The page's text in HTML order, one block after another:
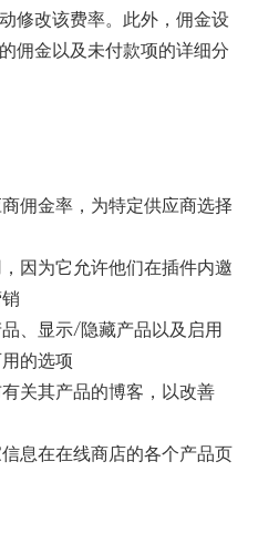
修改该费率。此外，佣金设
佣金以及未付款项的详细分
佣金率，为特定供应商选择
因为它允许他们在插件内邀
、显示/隐藏产品以及启用
的选项
关其产品的博客，以改善
息在在线商店的各个产品页